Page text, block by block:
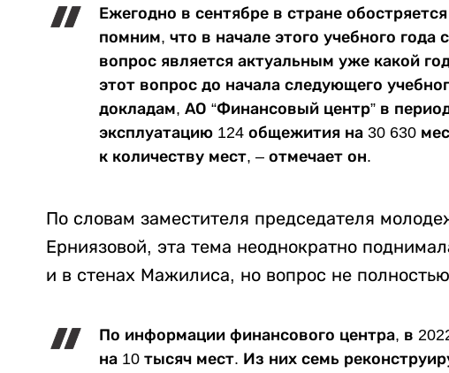
Ежегодно в сентябре в стране
помним, что в начале этого учебного года
вопрос является актуальным уже какой
этот вопрос до начала следующего
докладам, АО “Финансовый центр” в
эксплуатацию 124 общежития на 30 630
к количеству мест, – отмечает он.
По словам заместителя председателя
Ерниязовой, эта тема неоднократно
и в стенах Мажилиса, но вопрос не
По информации финансового центра, в
на 10 тысяч мест. Из них семь